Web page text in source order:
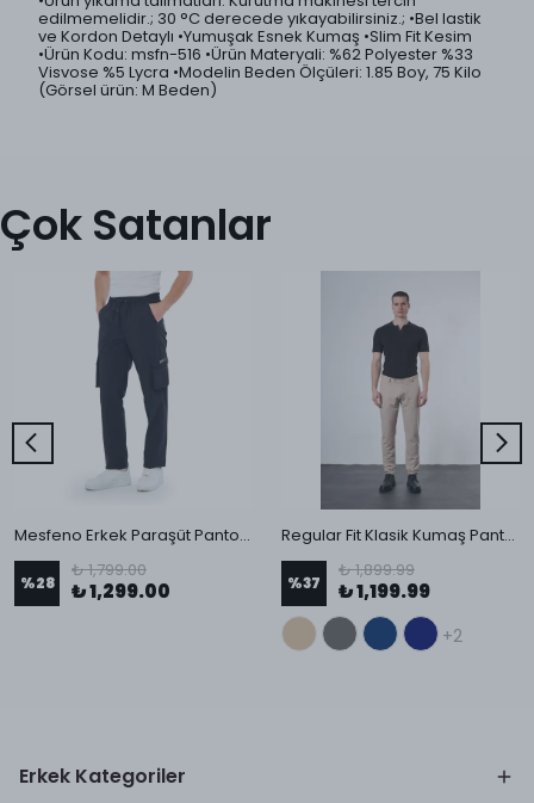
edilmemelidir.; 30 °C derecede yıkayabilirsiniz.; •Bel lastik
ve Kordon Detaylı •Yumuşak Esnek Kumaş •Slim Fit Kesim
•Ürün Kodu: msfn-516 •Ürün Materyali: %62 Polyester %33
Visvose %5 Lycra •Modelin Beden Ölçüleri: 1.85 Boy, 75 Kilo
(Görsel ürün: M Beden)
Çok Satanlar
Mesfeno Erkek Paraşüt Pantolon
%28
₺ 1,799.00
₺ 1,299.00
Regular Fit Klasik Kumaş Pantolon
%37
₺ 1,899.99
₺ 1,199.99
+2
Erkek Kategoriler